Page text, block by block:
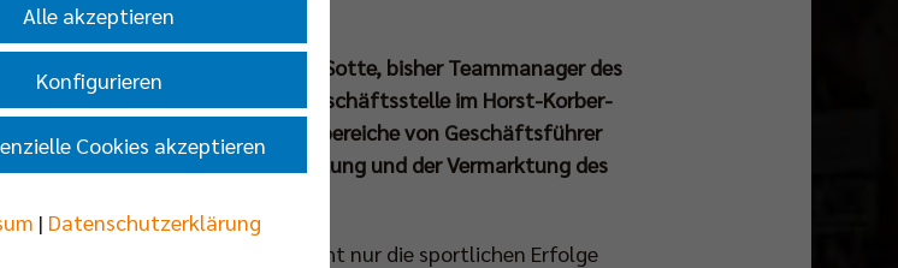
Geschäftsführung neu. Oliver Sotte, bisher Teammanager des
wird die Leitung der Geschäftsstelle im Horst-Korber-
für alle operativen Aufgabenbereiche von Geschäftsführer
der strategischen Entwicklung und der Vermarktung des
rasant entwickelt. Das betrifft nicht nur die sportlichen Erfolge
Alle akzeptieren
Konfigurieren
Cookies akzeptieren
| Datenschutzerklärung